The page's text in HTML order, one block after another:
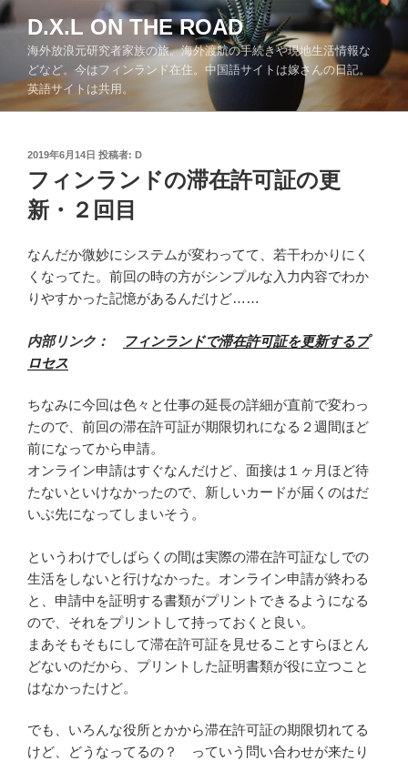
コ
ン
ツ
D.X.L ON THE ROAD
海外放浪元研究者家族の旅。海外渡航の手続きや現地生活情報な
どなど。今はフィンランド在住。中国語サイトは嫁さんの日記。
英語サイトは共用。
投
稿
日:
2019年6月14日 投稿者: D
フィンランドの滞在許可証の更
新・２回目
なんだか微妙にシステムが変わってて、若干わかりにく
くなってた。前回の時の方がシンプルな入力内容でわか
りやすかった記憶があるんだけど……
内部リンク：
フィンランドで滞在許可証を更新するプ
ロセス
ちなみに今回は色々と仕事の延長の詳細が直前で変わっ
たので、前回の滞在許可証が期限切れになる２週間ほど
前になってから申請。
オンライン申請はすぐなんだけど、面接は１ヶ月ほど待
たないといけなかったので、新しいカードが届くのはだ
いぶ先になってしまいそう。
というわけでしばらくの間は実際の滞在許可証なしでの
生活をしないと行けなかった。オンライン申請が終わる
と、申請中を証明する書類がプリントできるようになる
ので、それをプリントして持っておくと良い。
まあそもそもにして滞在許可証を見せることすらほとん
どないのだから、プリントした証明書類が役に立つこと
はなかったけど。
でも、いろんな役所とかから滞在許可証の期限切れてる
けど、どうなってるの？ っていう問い合わせが来たり